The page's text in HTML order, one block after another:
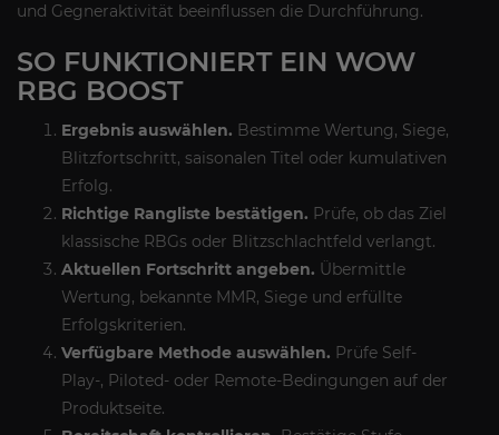
und Gegneraktivität beeinflussen die Durchführung.
SO FUNKTIONIERT EIN WOW
RBG BOOST
Ergebnis auswählen. Bestimme Wertung, Siege,
Blitzfortschritt, saisonalen Titel oder kumulativen
Erfolg.
Richtige Rangliste bestätigen. Prüfe, ob das Ziel
klassische RBGs oder Blitzschlachtfeld verlangt.
Aktuellen Fortschritt angeben. Übermittle
Wertung, bekannte MMR, Siege und erfüllte
Erfolgskriterien.
Verfügbare Methode auswählen. Prüfe Self-
Play-, Piloted- oder Remote-Bedingungen auf der
Produktseite.